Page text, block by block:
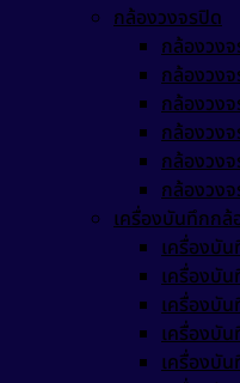
กล้องวงจรปิด
กล้องวง
กล้องวง
กล้องวง
กล้องวง
กล้องวง
กล้องวง
เครื่องบันทึกกล้
เครื่องบั
เครื่องบั
เครื่องบั
เครื่องบั
เครื่องบั